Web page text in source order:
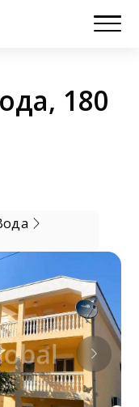
180